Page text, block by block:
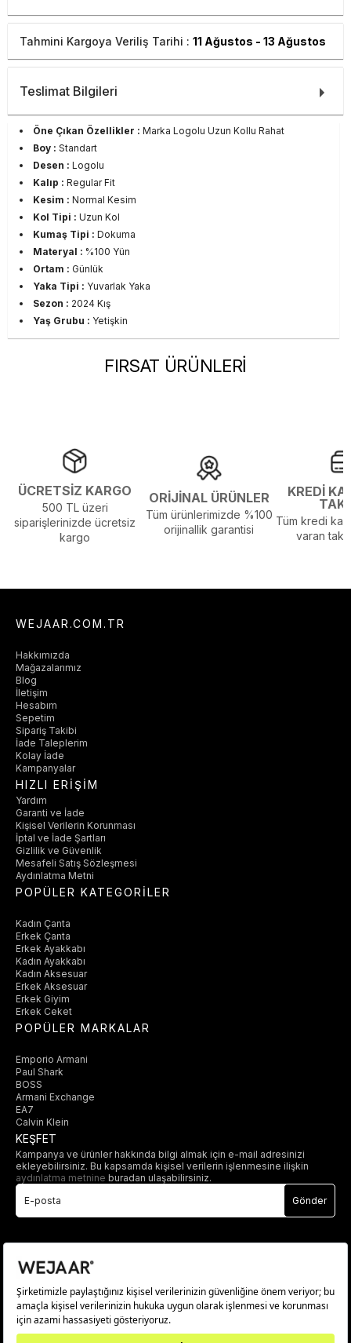
Tahmini Kargoya Veriliş Tarihi : 11 Ağustos - 13 Ağustos
Teslimat Bilgileri
Öne Çıkan Özellikler : Marka Logolu Uzun Kollu Rahat
Boy : Standart
Desen : Logolu
Kalıp : Regular Fit
Kesim : Normal Kesim
Kol Tipi : Uzun Kol
Kumaş Tipi : Dokuma
Materyal : %100 Yün
Ortam : Günlük
Yaka Tipi : Yuvarlak Yaka
Sezon : 2024 Kış
Yaş Grubu : Yetişkin
FIRSAT ÜRÜNLERİ
ÜCRETSİZ KARGO
500 TL üzeri
siparişlerinizde ücretsiz
kargo
ORİJİNAL ÜRÜNLER
Tüm ürünlerimizde %100
orijinallik garantisi
KREDİ
Tüm kredi
varan
WEJAAR.COM.TR
Hakkımızda
Mağazalarımız
Blog
İletişim
Hesabım
Sepetim
Sipariş Takibi
İade Taleplerim
Kolay İade
Kampanyalar
HIZLI ERİŞİM
Yardım
Garanti ve İade
Kişisel Verilerin Korunması
İptal ve İade Şartları
Gizlilik ve Güvenlik
Mesafeli Satış Sözleşmesi
Aydınlatma Metni
POPÜLER KATEGORİLER
Kadın Çanta
Erkek Çanta
Erkek Ayakkabı
Kadın Ayakkabı
Kadın Aksesuar
Erkek Aksesuar
Erkek Giyim
Erkek Ceket
POPÜLER MARKALAR
Emporio Armani
Paul Shark
BOSS
Armani Exchange
EA7
Calvin Klein
KEŞFET
Kampanya ve ürünler hakkında bilgi almak için e-mail adresinizi
ekleyebilirsiniz. Bu kapsamda kişisel verilerin işlenmesine ilişkin
aydınlatma metnine buradan ulaşabilirsiniz.
Gönder
© 2025 wejaar.com.tr. tüm hakları saklıdır.